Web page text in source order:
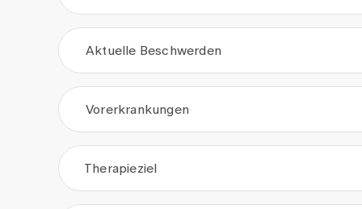
Aktuelle Beschwerden
Vorerkrankungen
Therapieziel